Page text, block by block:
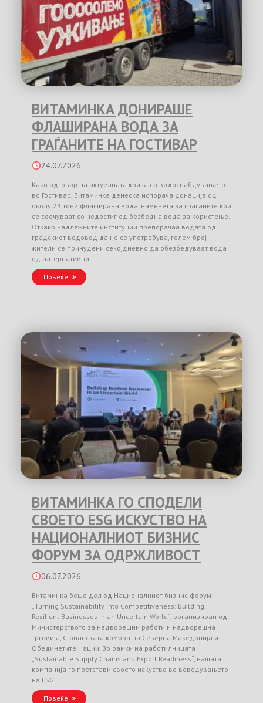
ВИТАМИНКА ДОНИРАШЕ
ФЛАШИРАНА ВОДА ЗА
ГРАЃАНИТЕ НА ГОСТИВАР
24.07.2026
Како одговор на актуелната криза со водоснабдувањето
во Гостивар, Витаминка денеска испорача донација од
околу 23 тони флаширана вода, наменета за граѓаните кои
се соочуваат со недостиг од безбедна вода за користење.
Откако надлежните институции препорачаа водата од
градскиот водовод да не се употребува, голем број
жители се принудени секојдневно да обезбедуваат вода
од алтернативни …
Повеќе
ВИТАМИНКА ГО СПОДЕЛИ
СВОЕТО ESG ИСКУСТВО НА
НАЦИОНАЛНИОТ БИЗНИС
ФОРУМ ЗА ОДРЖЛИВОСТ
06.07.2026
Витаминка беше дел од Националниот бизнис форум
„Turning Sustainability into Competitiveness: Building
Resilient Businesses in an Uncertain World“, организиран од
Министерството за надворешни работи и надворешна
трговија, Стопанската комора на Северна Македонија и
Обединетите Нации. Во рамки на работилницата
„Sustainable Supply Chains and Export Readiness“, нашата
компанија го претстави своето искуство во воведувањето
на ESG …
Повеќе